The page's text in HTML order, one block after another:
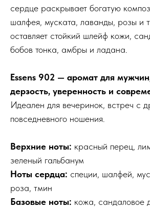
сердце раскрывает богатую
шалфея, муската, лаванды, розы и
оставляет стойкий шлейф кожи,
бобов тонка, амбры и ладана.
Essens 902 — аромат для
дерзость, уверенность и
Идеален для вечеринок, встреч с
повседневного ношения.
Верхние ноты: красный перец,
зеленый гальбанум
Ноты сердца: специи, шалфей,
роза, тмин
Базовые ноты: кожа, сандаловое